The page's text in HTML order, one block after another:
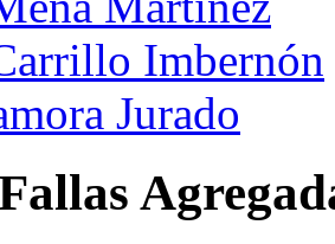
Imbernón
Jurado